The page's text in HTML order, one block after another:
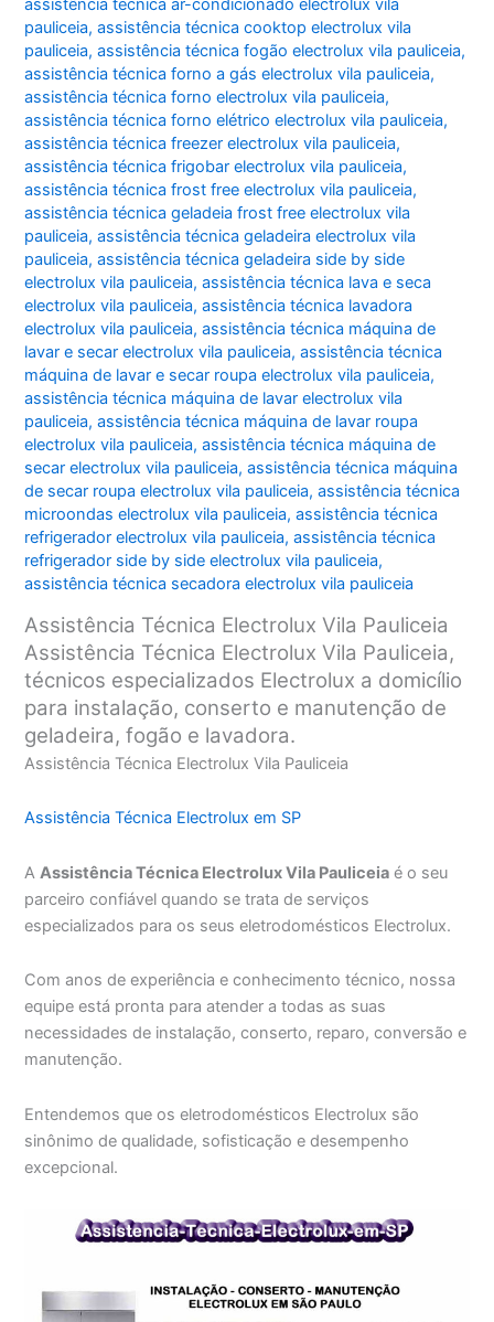
assistência técnica ar-condicionado electrolux vila
pauliceia,assistência técnica cooktop electrolux vila
pauliceia,assistência técnica fogão electrolux vila pauliceia,
assistência técnica forno a gás electrolux vila pauliceia,
assistência técnica forno electrolux vila pauliceia,
assistência técnica forno elétrico electrolux vila pauliceia,
assistência técnica freezer electrolux vila pauliceia,
assistência técnica frigobar electrolux vila pauliceia,
assistência técnica frost free electrolux vila pauliceia,
assistência técnica geladeia frost free electrolux vila
pauliceia,assistência técnica geladeira electrolux vila
pauliceia,assistência técnica geladeira side by side
electrolux vila pauliceia,assistência técnica lava e seca
electrolux vila pauliceia,assistência técnica lavadora
electrolux vila pauliceia,assistência técnica máquina de
lavar e secar electrolux vila pauliceia,assistência técnica
máquina de lavar e secar roupa electrolux vila pauliceia,
assistência técnica máquina de lavar electrolux vila
pauliceia,assistência técnica máquina de lavar roupa
electrolux vila pauliceia,assistência técnica máquina de
secar electrolux vila pauliceia,assistência técnica máquina
de secar roupa electrolux vila pauliceia,assistência técnica
microondas electrolux vila pauliceia,assistência técnica
refrigerador electrolux vila pauliceia,assistência técnica
refrigerador side by side electrolux vila pauliceia,
assistência técnica secadora electrolux vila pauliceia
Assistência Técnica Electrolux Vila Pauliceia
Assistência Técnica Electrolux Vila Pauliceia,
técnicos especializados Electrolux a domicílio
para instalação, conserto e manutenção de
geladeira, fogão e lavadora.
Assistência Técnica Electrolux Vila Pauliceia
Assistência Técnica Electrolux em SP
AAssistência Técnica Electrolux Vila Pauliceia é o seu
parceiro confiável quando se trata de serviços
especializados para os seus eletrodomésticos Electrolux.
Com anos de experiência e conhecimento técnico, nossa
equipe está pronta para atender a todas as suas
necessidades de instalação, conserto, reparo, conversão e
manutenção.
Entendemos que os eletrodomésticos Electrolux são
sinônimo de qualidade, sofisticação e desempenho
excepcional.